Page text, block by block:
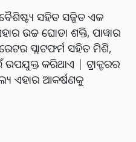
ସହିତ ସଜ୍ଜିତ ଏକ
ଉଚ୍ଚ ଘୋଡା ଶକ୍ତି, ପାୱାର
ପ୍ଲାଟଫର୍ମ ସହିତ ମିଶି,
କରିଥାଏ | ଟ୍ରାକ୍ଟରର
ଏହାର ଆକର୍ଷଣକୁ